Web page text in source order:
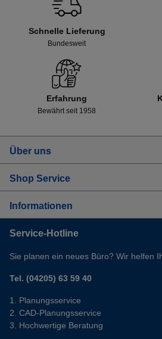
Schnelle Lieferung
Bundesweit
Erfahrung
Bewährt seit 1958
Über uns
Shop Service
Informationen
Service-Hotline
Sie planen ein neues Büro? Wir helfen
Tel. (04205) 63 59 40
Planungsservice
CAD-Planungsservice
Hochwertige Beratung